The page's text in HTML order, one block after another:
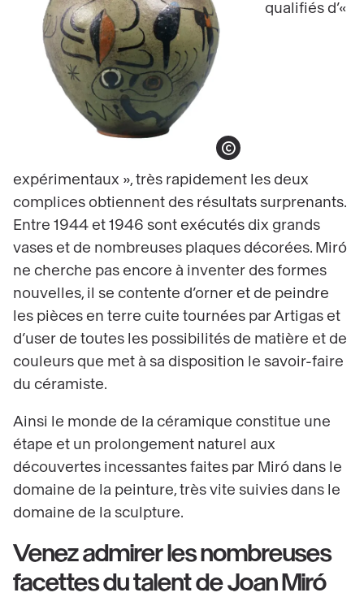
Afficher le copyright
qualifiés d’«
expérimentaux », très rapidement les deux
complices obtiennent des résultats surprenants.
Entre 1944 et 1946 sont exécutés dix grands
vases et de nombreuses plaques décorées. Miró
ne cherche pas encore à inventer des formes
nouvelles, il se contente d’orner et de peindre
les pièces en terre cuite tournées par Artigas et
d’user de toutes les possibilités de matière et de
couleurs que met à sa disposition le savoir-faire
du céramiste.
Ainsi le monde de la céramique constitue une
étape et un prolongement naturel aux
découvertes incessantes faites par Miró dans le
domaine de la peinture, très vite suivies dans le
domaine de la sculpture.
Venez admirer les nombreuses
facettes du talent de Joan Miró